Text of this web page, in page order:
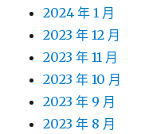
2024 年 1 月
2023 年 12 月
2023 年 11 月
2023 年 10 月
2023 年 9 月
2023 年 8 月